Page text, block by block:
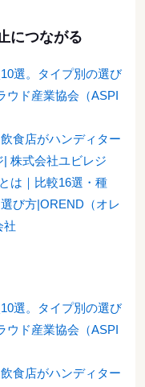
につながる
選。タイプ別の選び
ウド産業協会（ASPI
食店がハンディター
株式会社ユビレジ
は｜比較16選・種
び方|OREND（オレ
社
選。タイプ別の選び
ウド産業協会（ASPI
食店がハンディター